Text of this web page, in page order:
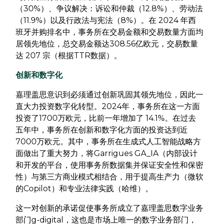
（30%）、争议解决：诉讼和仲裁（12.8%）、劳动法
（11.9%）以及行政法与宪法（8%）。在 2024 年西
班牙并购排名中，事务所在交易金额和交易数量方面均
居领先地位，总交易金额达308.56亿欧元，交易数量
达 207 宗（根据TTR数据）。
创新和数字化
嘉理盖思意识到必须通过创新巩固其领先地位，因此一
直大力投资数字化转型。2024年，事务所在这一方面
投资了1700万欧元，比前一年增加了 14.1%。在过去
五年中，事务所在创新和数字化方面的投资达到近
7000万欧元。其中，事务所在生成式人工智能战略方
面做出了重大努力，将Garrigues GA_IA（内部设计
和开发的平台，使用事务所数据集并保证安全性和保密
性）与第三方商业模式相结合，用于提高生产力（微软
的Copilot）和专业法律实践（哈维）。
这一对创新的承诺促使事务所成立了嘉理盖思数字业务
部门g-digital，这也是市场上唯一的数字业务部门，